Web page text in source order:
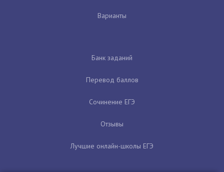
Варианты
Банк заданий
Перевод баллов
Сочинение ЕГЭ
Отзывы
Лучшие онлайн-школы ЕГЭ